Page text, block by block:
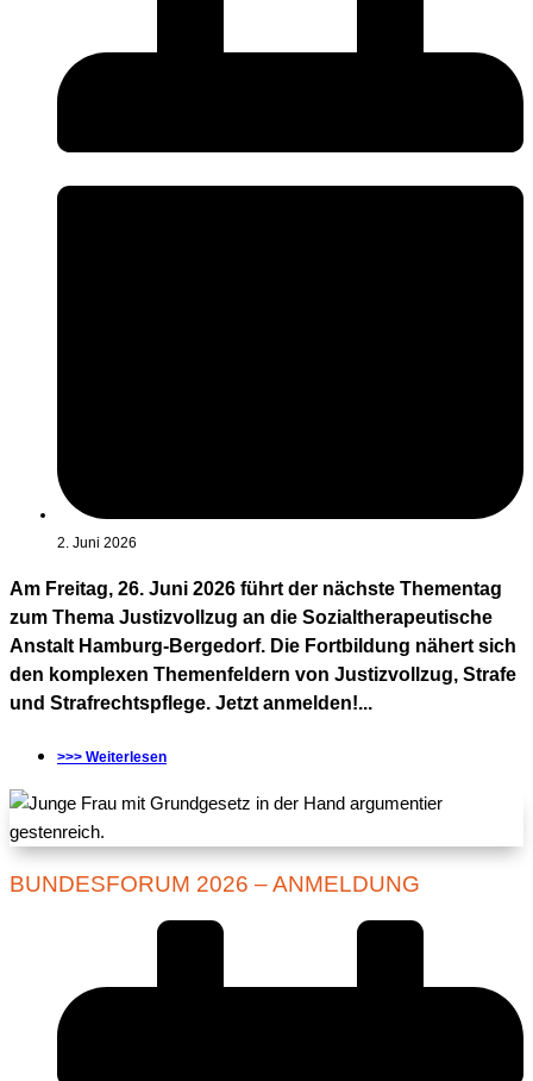
2. Juni 2026
Am Freitag, 26. Juni 2026 führt der nächste Thementag
zum Thema Justizvollzug an die Sozialtherapeutische
Anstalt Hamburg-Bergedorf. Die Fortbildung nähert sich
den komplexen Themenfeldern von Justizvollzug, Strafe
und Strafrechtspflege. Jetzt anmelden!...
>>> Weiterlesen
BUNDESFORUM 2026 – ANMELDUNG